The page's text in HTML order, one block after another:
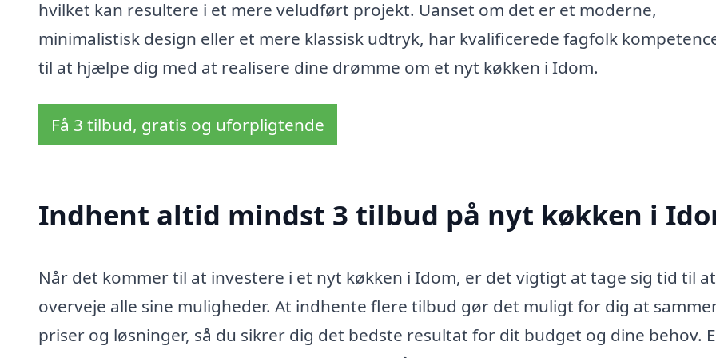
hvilket kan resultere i et mere veludført projekt. Uanset om det er et moderne,
minimalistisk design eller et mere klassisk udtryk, har kvalificerede fagfolk
til at hjælpe dig med at realisere dine drømme om et nyt køkken i Idom.
Få 3 tilbud, gratis og uforpligtende
Indhent altid mindst 3 tilbud på nyt køkken i
Når det kommer til at investere i et nyt køkken i Idom, er det vigtigt at tage sig tid til at
overveje alle sine muligheder. At indhente flere tilbud gør det muligt for dig at
priser og løsninger, så du sikrer dig det bedste resultat for dit budget og dine behov.